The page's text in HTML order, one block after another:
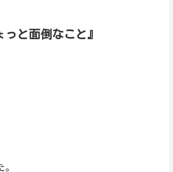
と面倒なこと』